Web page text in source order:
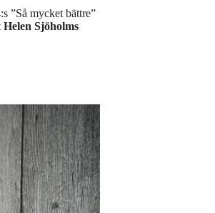
”Så mycket bättre”
Helen Sjöholms